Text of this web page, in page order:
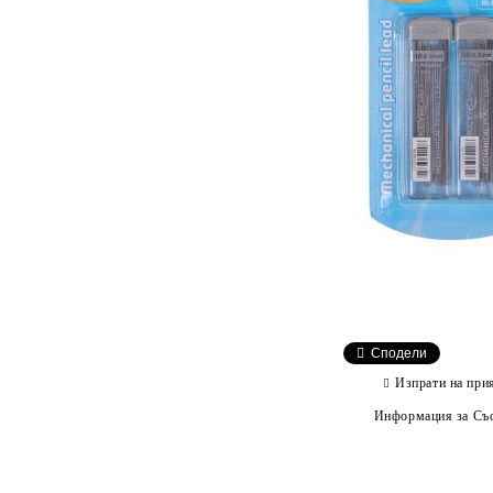
Сподели
Изпрати на
Информация за